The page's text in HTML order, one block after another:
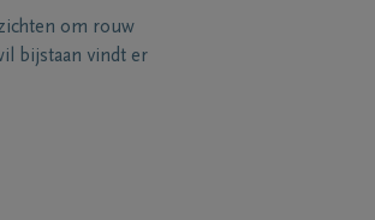
om rouw
bijstaan vindt er